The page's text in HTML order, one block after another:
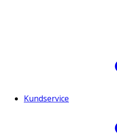
Kundservice